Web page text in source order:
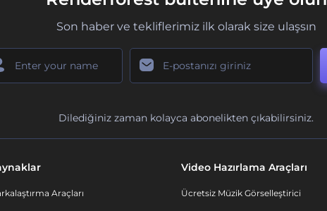
Son haber ve tekliflerimiz ilk olarak size ulaşsın
Dilediğiniz zaman kolayca abonelikten çıkabilirsiniz.
Araçları
Video Hazırlama Araçları
Ücretsiz Müzik Görselleştirici